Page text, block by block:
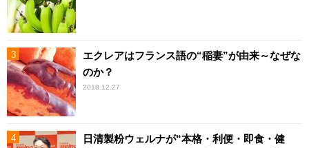
エクレアはフランス語の“稲妻”が由来～なぜな
のか？
2018.12.27
日清製粉ウェルナが“本格・利便・即食・健